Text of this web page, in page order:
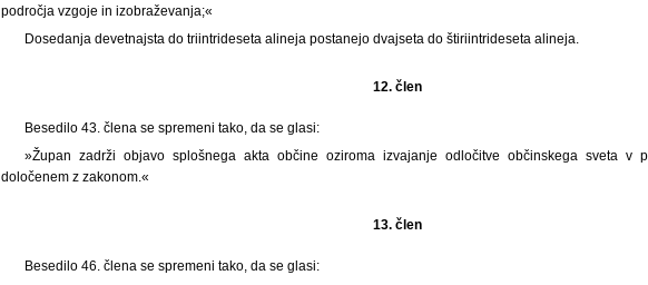
področja vzgoje in izobraževanja;«
Dosedanja devetnajsta do triintrideseta alineja postanejo dvajseta do štiriintrideseta alineja.
12. člen
Besedilo 43. člena se spremeni tako, da se glasi:
»Župan zadrži objavo splošnega akta občine oziroma izvajanje odločitve občinskega sveta v
določenem z zakonom.«
13. člen
Besedilo 46. člena se spremeni tako, da se glasi: